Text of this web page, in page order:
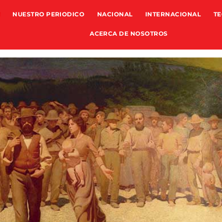
NUESTRO PERIODICO NACIONAL INTERNACIONAL
ACERCA DE NOSOTROS